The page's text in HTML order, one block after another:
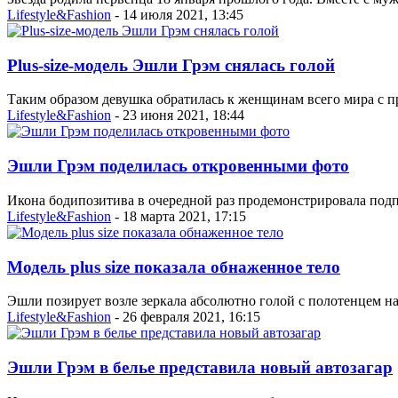
Lifestyle&Fashion - 14 июля 2021, 13:45
Рlus-size-модель Эшли Грэм снялась голой
Таким образом девушка обратилась к женщинам всего мира с
Lifestyle&Fashion - 23 июня 2021, 18:44
Эшли Грэм поделилась откровенными фото
Икона бодипозитива в очередной раз продемонстрировала
Lifestyle&Fashion - 18 марта 2021, 17:15
Модель plus size показала обнаженное тело
Эшли позирует возле зеркала абсолютно голой с полотенцем
Lifestyle&Fashion - 26 февраля 2021, 16:15
Эшли Грэм в белье представила новый автозагар